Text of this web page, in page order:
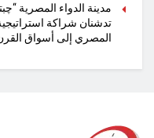
مدينة الدواء المصرية
تدشنان شراكة
المصري إلى أسواق